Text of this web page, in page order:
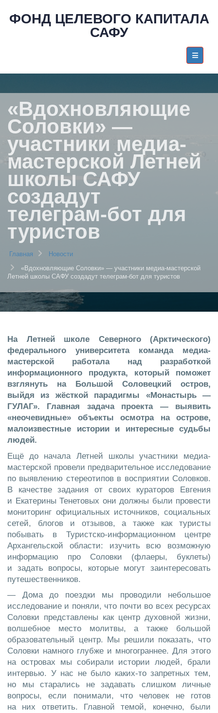
ФОНД ЦЕЛЕВОГО КАПИТАЛА
САФУ
«Вдохновляющие
Соловки» —
участники медиа-
мастерской Летней
школы САФУ
создадут
телеграм-бот для
туристов
Главная Новости
«Вдохновляющие Соловки» — участники медиа-мастерской
Летней школы САФУ создадут телеграм-бот для туристов
На Летней школе Северного (Арктического)
федерального университета команда медиа-
мастерской работала над разработкой
информационного продукта, который поможет
взглянуть на Большой Соловецкий остров,
выйдя из жёсткой парадигмы «Монастырь —
ГУЛАГ». Главная задача проекта — выявить
«неочевидные» объекты осмотра на острове,
малоизвестные истории и интересные судьбы
людей.
Ещё до начала Летней школы участники медиа-
мастерской провели предварительное исследование
по выявлению стереотипов в восприятии Соловков.
В качестве задания от своих кураторов Евгения
и Екатерины Тенетовых они должны были провести
мониторинг официальных источников, социальных
сетей, блогов и отзывов, а также как туристы
побывать в Туристско-информационном центре
Архангельской области: изучить всю возможную
информацию про Соловки (флаеры, буклеты)
и задать вопросы, которые могут заинтересовать
путешественников.
— Дома до поездки мы проводили небольшое
исследование и поняли, что почти во всех ресурсах
Соловки представлены как центр духовной жизни,
волшебное место молитвы, а также большой
образовательный центр. Мы решили показать, что
Соловки намного глубже и многограннее. Для этого
на островах мы собирали истории людей, брали
интервью. У нас не было каких-то запретных тем,
но мы старались не задавать слишком личные
вопросы, если понимали, что человек не готов
на них ответить. Главной темой, конечно, были